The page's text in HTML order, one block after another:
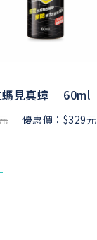
見真蟑 ｜60ml
優惠價：$329元